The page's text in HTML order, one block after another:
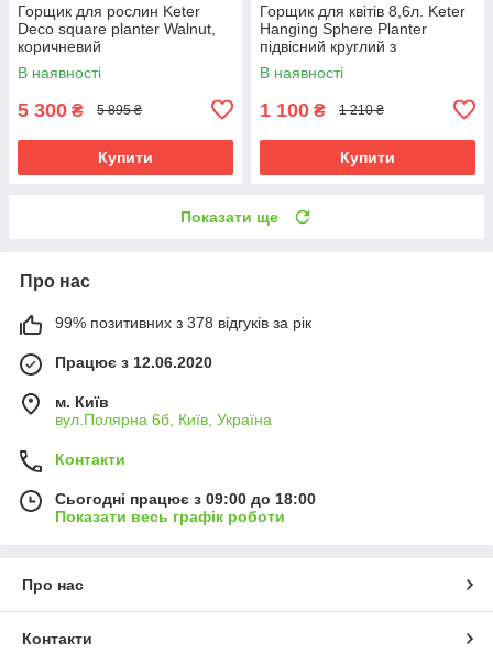
Горщик для рослин Keter
Deco square planter Walnut,
коричневий
В наявності
5 300 ₴ 5 895 ₴
Купити
Горщик для квітів 8,6л. Keter
Hanging Sphere Planter
підвісний круглий з
ланцюжком, Коричневий
В наявності
1 100 ₴ 1 210 ₴
Купити
Показати ще
Про нас
99% позитивних з 378 відгуків за рік
Працює з 12.06.2020
м. Київ
вул.Полярна 6б, Київ, Україна
Контакти
Сьогодні працює з 09:00 до 18:00
Показати весь графік роботи
Про нас
Контакти